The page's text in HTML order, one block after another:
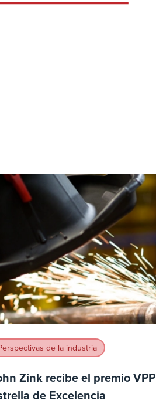
de la industria
Zink recibe el premio VPP
de Excelencia